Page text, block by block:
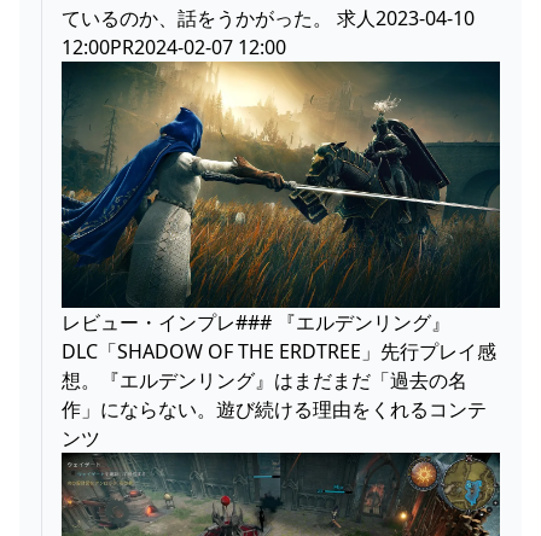
ているのか、話をうかがった。 求人2023-04-10
12:00PR2024-02-07 12:00
レビュー・インプレ### 『エルデンリング』
DLC「SHADOW OF THE ERDTREE」先行プレイ感
想。『エルデンリング』はまだまだ「過去の名
作」にならない。遊び続ける理由をくれるコンテ
ンツ